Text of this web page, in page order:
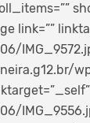
link=””